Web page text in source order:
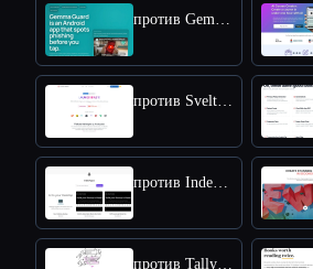
против Gemma Guard
против SvelteLaunch
против IndexApps
против Tally Forms